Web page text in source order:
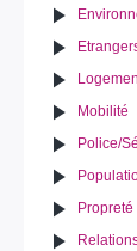
Mobilité
Police/